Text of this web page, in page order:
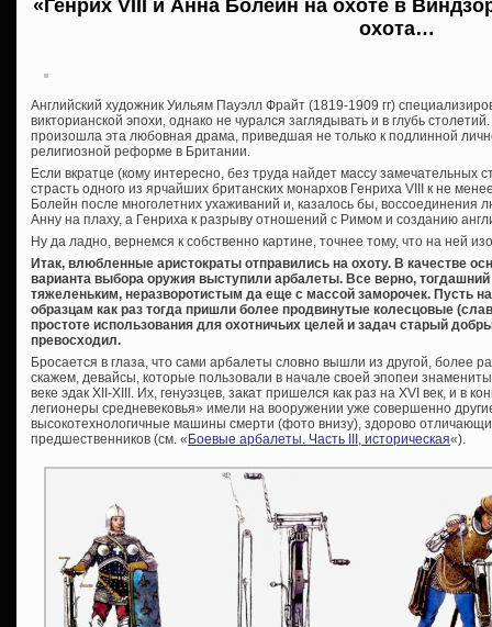
«Генрих VIII и Анна Болейн на охоте в
охота…
Английский художник Уильям Пауэлл Фрайт (1819-1909 гг)
викторианской эпохи, однако не чурался заглядывать и в глубь
произошла эта любовная драма, приведшая не только к подлинной
религиозной реформе в Британии.
Если вкратце (кому интересно, без труда найдет массу замечательных
страсть одного из ярчайших британских монархов Генриха VIII к не
Болейн после многолетних ухаживаний и, казалось бы, воссоединения
Анну на плаху, а Генриха к разрыву отношений с Римом и созданию
Ну да ладно, вернемся к собственно картине, точнее тому, что на ней
Итак, влюбленные аристократы отправились на охоту. В качестве
варианта выбора оружия выступили арбалеты. Все верно,
тяжеленьким, неразворотистым да еще с массой заморочек. Пусть
образцам как раз тогда пришли более продвинутые колесцовые
простоте использования для охотничьих целей и задач старый
превосходил.
Бросается в глаза, что сами арбалеты словно вышли из другой, более
скажем, девайсы, которые пользовали в начале своей эпопеи
веке эдак XII-XIII. Их, генуэзцев, закат пришелся как раз на XVI век, и в
легионеры средневековья» имели на вооружении уже совершенно
высокотехнологичные машины смерти (фото внизу), здорово
предшественников (см. «Боевые арбалеты. Часть III, историческая«).